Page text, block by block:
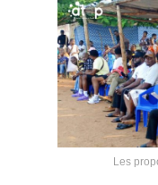
Les